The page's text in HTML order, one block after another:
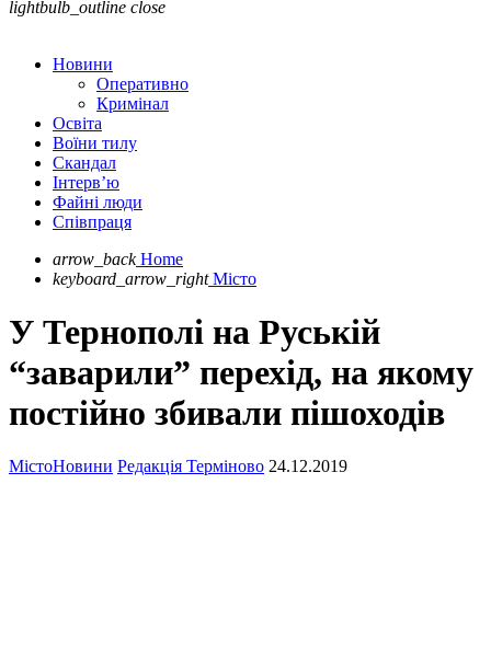
lightbulb_outline close
Новини
Оперативно
Кримінал
Освіта
Воїни тилу
Скандал
Інтерв’ю
Файні люди
Співпраця
arrow_back Home
keyboard_arrow_right Місто
У Тернополі на Руській
“заварили” перехід, на якому
постійно збивали пішоходів
МістоНовини Редакція Терміново 24.12.2019